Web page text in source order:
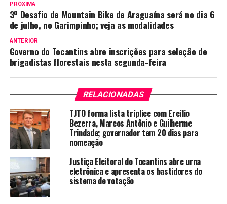
PRÓXIMA
3º Desafio de Mountain Bike de Araguaína será no dia 6
de julho, no Garimpinho; veja as modalidades
ANTERIOR
Governo do Tocantins abre inscrições para seleção de
brigadistas florestais nesta segunda-feira
RELACIONADAS
TJTO forma lista tríplice com Ercílio
Bezerra, Marcos Antônio e Guilherme
Trindade; governador tem 20 dias para
nomeação
Justiça Eleitoral do Tocantins abre urna
eletrônica e apresenta os bastidores do
sistema de votação